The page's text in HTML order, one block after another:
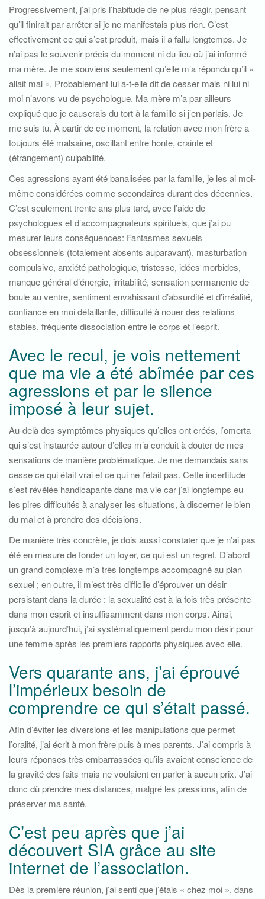
Progressivement, j’ai pris l’habitude de ne plus réagir, pensant
qu’il finirait par arrêter si je ne manifestais plus rien. C’est
effectivement ce qui s’est produit, mais il a fallu longtemps. Je
n’ai pas le souvenir précis du moment ni du lieu où j’ai informé
ma mère. Je me souviens seulement qu’elle m’a répondu qu’il «
allait mal ». Probablement lui a-t-elle dit de cesser mais ni lui ni
moi n’avons vu de psychologue. Ma mère m’a par ailleurs
expliqué que je causerais du tort à la famille si j’en parlais. Je
me suis tu. À partir de ce moment, la relation avec mon frère a
toujours été malsaine, oscillant entre honte, crainte et
(étrangement) culpabilité.
Ces agressions ayant été banalisées par la famille, je les ai moi-
même considérées comme secondaires durant des décennies.
C’est seulement trente ans plus tard, avec l’aide de
psychologues et d’accompagnateurs spirituels, que j’ai pu
mesurer leurs conséquences: Fantasmes sexuels
obsessionnels (totalement absents auparavant), masturbation
compulsive, anxiété pathologique, tristesse, idées morbides,
manque général d’énergie, irritabilité, sensation permanente de
boule au ventre, sentiment envahissant d’absurdité et d’irréalité,
confiance en moi défaillante, difficulté à nouer des relations
stables, fréquente dissociation entre le corps et l’esprit.
Avec le recul, je vois nettement
que ma vie a été abîmée par ces
agressions et par le silence
imposé à leur sujet.
Au-delà des symptômes physiques qu’elles ont créés, l’omerta
qui s’est instaurée autour d’elles m’a conduit à douter de mes
sensations de manière problématique. Je me demandais sans
cesse ce qui était vrai et ce qui ne l’était pas. Cette incertitude
s’est révélée handicapante dans ma vie car j’ai longtemps eu
les pires difficultés à analyser les situations, à discerner le bien
du mal et à prendre des décisions.
De manière très concrète, je dois aussi constater que je n’ai pas
été en mesure de fonder un foyer, ce qui est un regret. D’abord
un grand complexe m’a très longtemps accompagné au plan
sexuel ; en outre, il m’est très difficile d’éprouver un désir
persistant dans la durée : la sexualité est à la fois très présente
dans mon esprit et insuffisamment dans mon corps. Ainsi,
jusqu’à aujourd’hui, j’ai systématiquement perdu mon désir pour
une femme après les premiers rapports physiques avec elle.
Vers quarante ans, j’ai éprouvé
l’impérieux besoin de
comprendre ce qui s’était passé.
Afin d’éviter les diversions et les manipulations que permet
l’oralité, j’ai écrit à mon frère puis à mes parents. J’ai compris à
leurs réponses très embarrassées qu’ils avaient conscience de
la gravité des faits mais ne voulaient en parler à aucun prix. J’ai
donc dû prendre mes distances, malgré les pressions, afin de
préserver ma santé.
C’est peu après que j’ai
découvert SIA grâce au site
internet de l’association.
Dès la première réunion, j’ai senti que j’étais « chez moi », dans